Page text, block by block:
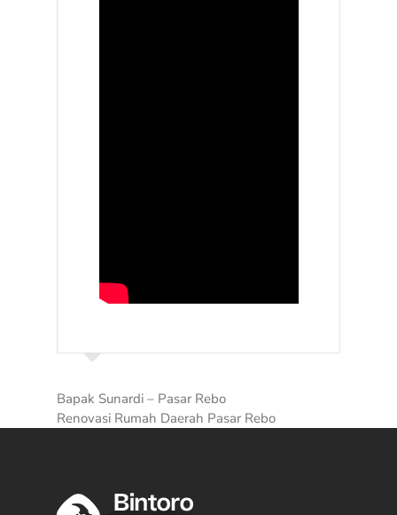
Bapak Sunardi – Pasar Rebo
Renovasi Rumah Daerah Pasar Rebo